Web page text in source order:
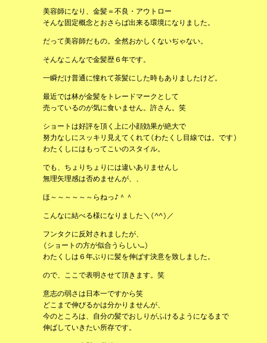
美容師になり、金髪＝不良・アウトロー
そんな固定概念とおさらば出来る環境になりました。
だって美容師だもの。全然おかしくないぢゃない。
そんなこんなで金髪歴６年です。
一瞬だけ普通に憧れて茶髪にした時もありましたけど。
最近では林が金髪をトレードマークとして
売っているのが気に食いません。許さん。笑
ショートは好評を頂く上に小顔効果が絶大で
努力なしにスッキリ見えてくれて(わたくし目線では。です)
わたくしにはもってこいのスタイル。
でも、ちょりちょりには違いありませんし
無理矢理感は否めませんが、、
ほ～～～～～～らねっ♪＾＾
こんなに結べる様になりました＼(^^)／
フンタクに反対されましたが、
(ショートの方が似合うらしい…)
わたくしは６年ぶりに髪を伸ばす決意を致しました。
ので、ここで表明させて頂きます。笑
意志の弱さは日本一ですから笑
どこまで伸びるかは分かりませんが、
今のところは、自分の髪でおしりがふけるようになるまで
伸ばしていきたい所存です。